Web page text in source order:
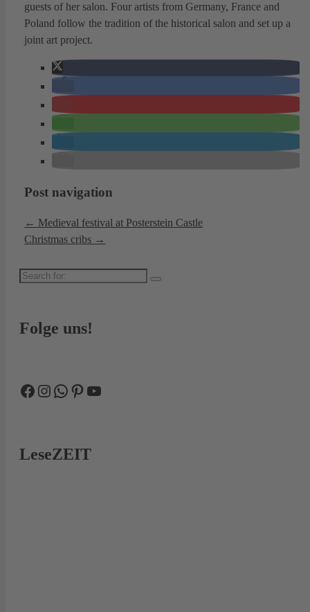
guests of her salon. Four artists from Germany, France and
Poland follow the tradition of the historical salon and set up a
joint art project.
Post navigation
← Medieval festival at Posterstein Castle
Christmas cribs →
Search
Folge uns!
Facebook
Instagram
WhatsApp
Pinterest
YouTube
LeseZEIT